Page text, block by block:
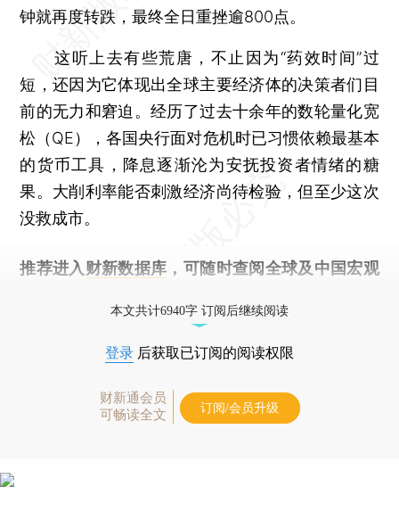
钟就再度转跌，最终全日重挫逾800点。
这听上去有些荒唐，不止因为“药效时间”过
短，还因为它体现出全球主要经济体的决策者们目
前的无力和窘迫。经历了过去十余年的数轮量化宽
松（QE），各国央行面对危机时已习惯依赖最基本
的货币工具，降息逐渐沦为安抚投资者情绪的糖
果。大削利率能否刺激经济尚待检验，但至少这次
没救成市。
推荐进入 财新数据库 ，可随时查阅全球及中国宏观
本文共计6940字 订阅后继续阅读
登录 后获取已订阅的阅读权限
财新通会员
可畅读全文
订阅/会员升级